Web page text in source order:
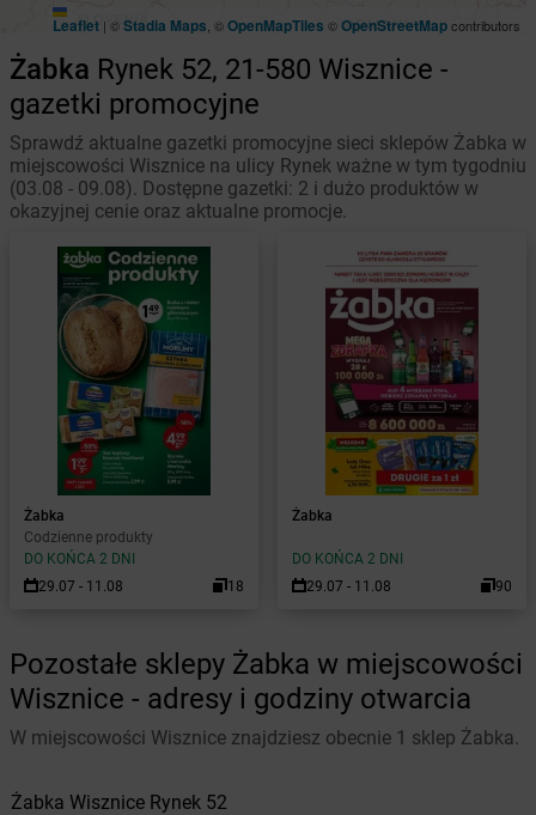
Leaflet | ©Stadia Maps , ©OpenMapTiles ©OpenStreetMapcontributors
Żabka Rynek 52, 21-580 Wisznice -
gazetki promocyjne
Sprawdź aktualne gazetki promocyjne sieci sklepów Żabka w
miejscowości Wisznice na ulicy Rynek ważne w tym tygodniu
(03.08 - 09.08). Dostępne gazetki: 2 i dużo produktów w
okazyjnej cenie oraz aktualne promocje.
Żabka
Codzienne produkty
DO KOŃCA 2 DNI
29.07 - 11.08
18
Żabka
DO KOŃCA 2 DNI
29.07 - 11.08
90
Pozostałe sklepy Żabka w miejscowości
Wisznice - adresy i godziny otwarcia
W miejscowości Wisznice znajdziesz obecnie 1 sklep Żabka.
Żabka Wisznice Rynek 52